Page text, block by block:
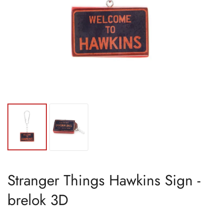
Stranger Things Hawkins Sign -
brelok 3D